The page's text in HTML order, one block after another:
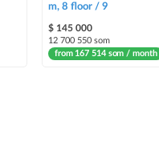
m, 8 floor / 9
$ 145 000
12 700 550 som
from 167 514 som / month